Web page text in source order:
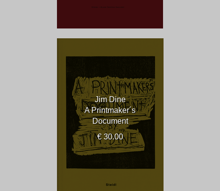
Jim Dine
A Printmaker´s
Document
€ 30.00